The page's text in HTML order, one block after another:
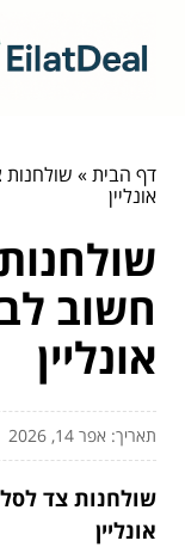
דף הבית» שולחנות
אונליין
חשוב
אונליין
תאריך: אפר 14, 2026
שולחנות צד
אונליין